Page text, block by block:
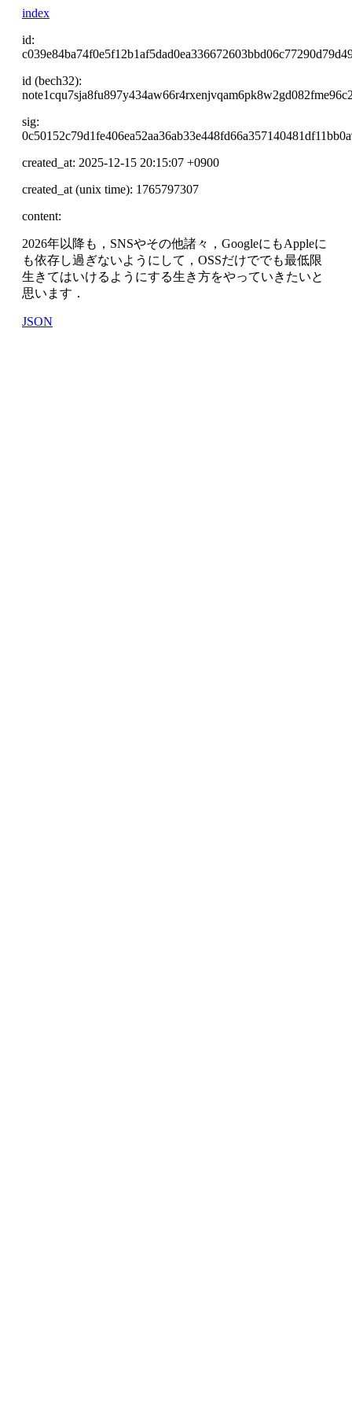
index
id:
id (bech32):
sig:
created_at: 2025-12-15 20:15:07 +0900
created_at (unix time): 1765797307
content:
2026年以降も，SNSやその他諸々，GoogleにもAppleに
も依存し過ぎないようにして，OSSだけででも最低限
生きてはいけるようにする生き方をやっていきたいと
思います．
JSON